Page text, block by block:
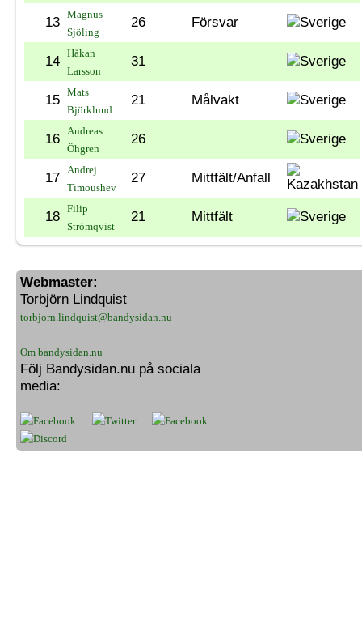
13
Magnus
Sjöling
26 Försvar
14
Håkan
Larsson
31
15
Mats
Björklund
21 Målvakt
16
Andreas
Öhgren
26
17
Andrej
Timoushev
27 Mittfält/Anfall
18
Filip
Strömqvist
21 Mittfält
Webmaster:
Torbjörn Lindquist
torbjorn.lindquist@bandysidan.nu
Om bandysidan.nu
Följ Bandysidan.nu på sociala
media: